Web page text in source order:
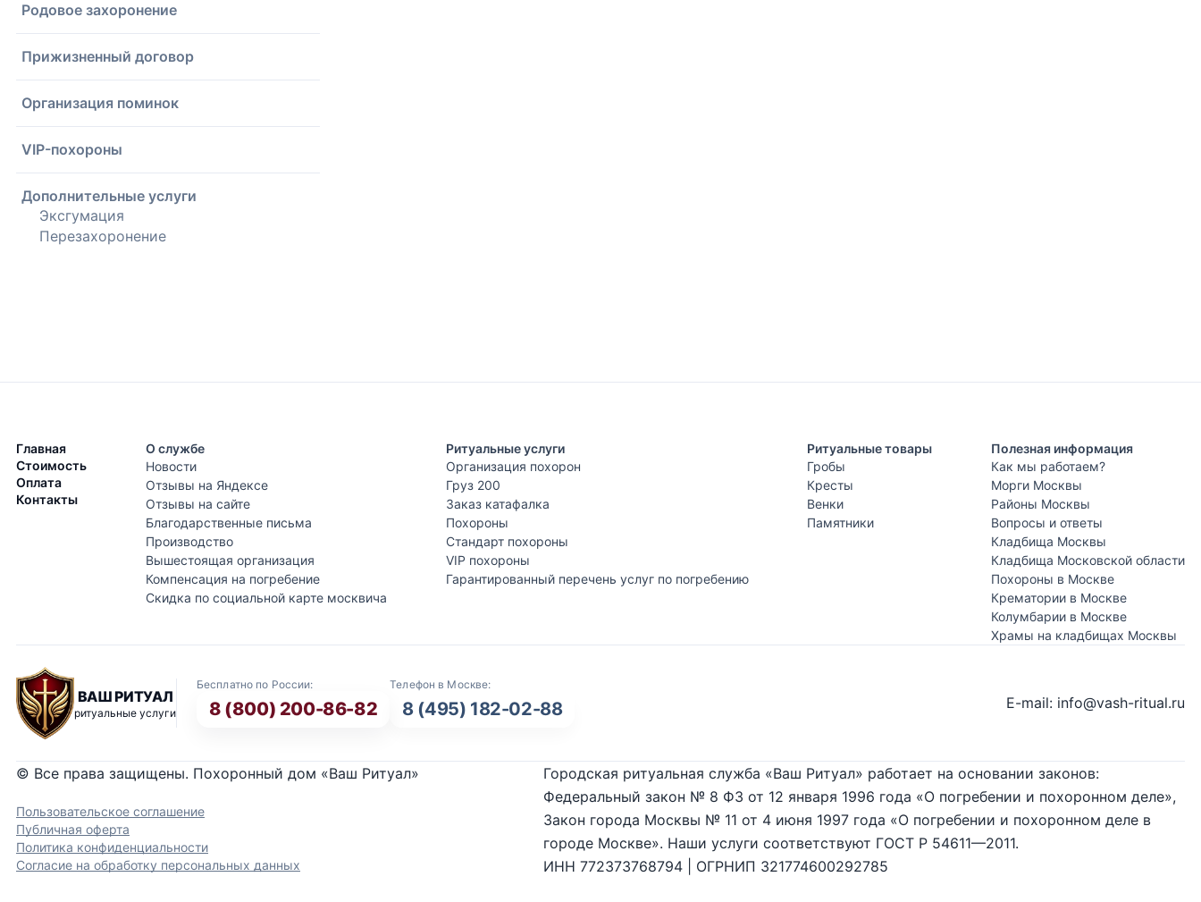
Родовое захоронение
Прижизненный договор
Организация поминок
VIP-похороны
Дополнительные услуги
Эксгумация
Перезахоронение
Главная
Стоимость
Оплата
Контакты
О службе
Новости
Отзывы на Яндексе
Отзывы на сайте
Благодарственные письма
Производство
Вышестоящая организация
Компенсация на погребение
Скидка по социальной карте москвича
Ритуальные услуги
Организация похорон
Груз 200
Заказ катафалка
Похороны
Стандарт похороны
VIP похороны
Гарантированный перечень услуг по погребению
Ритуальные товары
Гробы
Кресты
Венки
Памятники
Полезная информация
Как мы работаем?
Морги Москвы
Районы Москвы
Вопросы и ответы
Кладбища Москвы
Кладбища Московской области
Похороны в Москве
Крематории в Москве
Колумбарии в Москве
Храмы на кладбищах Москвы
ВАШ РИТУАЛ
ритуальные услуги
Бесплатно по России:
8 (800) 200-86-82
Телефон в Москве:
8 (495) 182-02-88 E-mail: info@vash-ritual.ru
© Все права защищены. Похоронный дом «Ваш Ритуал»
Пользовательское соглашение
Публичная оферта
Политика конфиденциальности
Согласие на обработку персональных данных
Городская ритуальная служба «Ваш Ритуал» работает на основании законов:
Федеральный закон № 8 ФЗ от 12 января 1996 года «О погребении и похоронном деле»,
Закон города Москвы № 11 от 4 июня 1997 года «О погребении и похоронном деле в
городе Москве». Наши услуги соответствуют ГОСТ Р 54611—2011.
ИНН 772373768794 | ОГРНИП 321774600292785